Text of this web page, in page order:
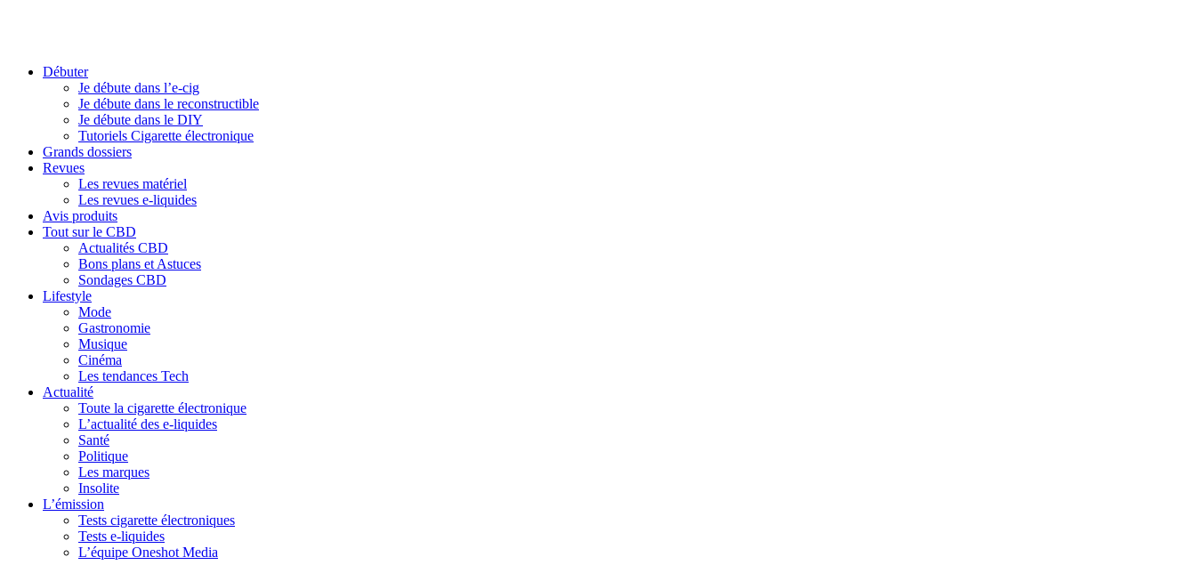
Débuter
Je débute dans l’e-cig
Je débute dans le reconstructible
Je débute dans le DIY
Tutoriels Cigarette électronique
Grands dossiers
Revues
Les revues matériel
Les revues e-liquides
Avis produits
Tout sur le CBD
Actualités CBD
Bons plans et Astuces
Sondages CBD
Lifestyle
Mode
Gastronomie
Musique
Cinéma
Les tendances Tech
Actualité
Toute la cigarette électronique
L’actualité des e-liquides
Santé
Politique
Les marques
Insolite
L’émission
Tests cigarette électroniques
Tests e-liquides
L’équipe Oneshot Media